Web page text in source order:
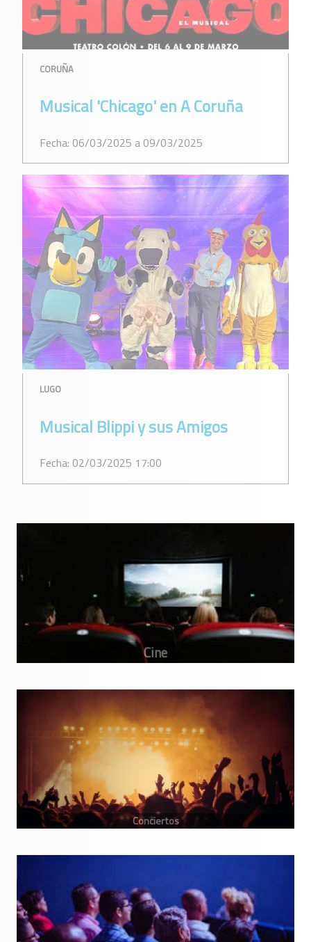
CORUÑA
Musical 'Chicago' en A Coruña
Fecha: 06/03/2025 a 09/03/2025
LUGO
Musical Blippi y sus Amigos
Fecha: 02/03/2025 17:00